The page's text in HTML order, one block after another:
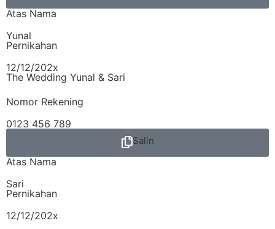
Atas Nama
Yunal
Pernikahan
12/12/202x
The Wedding Yunal & Sari
Nomor Rekening
0123 456 789
Salin
Atas Nama
Sari
Pernikahan
12/12/202x